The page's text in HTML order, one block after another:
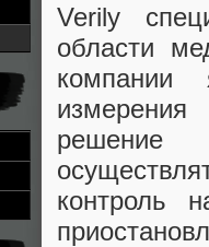
Verily
области
компании
решение
контроль